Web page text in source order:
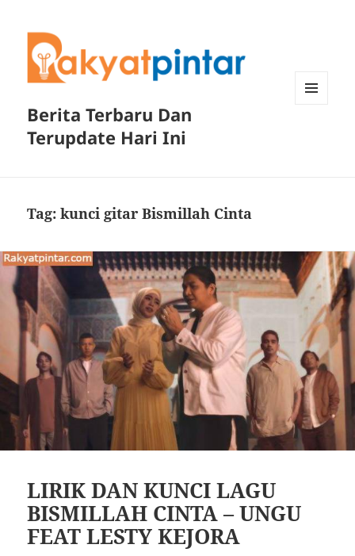
Berita Terbaru Dan
Terupdate Hari Ini
Tag:kunci gitar Bismillah Cinta
LIRIK DAN KUNCI LAGU
BISMILLAH CINTA – UNGU
FEAT LESTY KEJORA